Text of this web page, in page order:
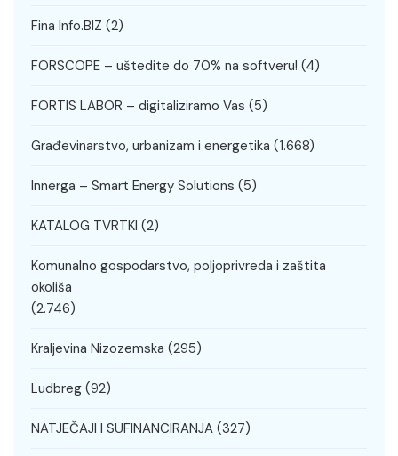
Fina Info.BIZ (2)
FORSCOPE – uštedite do 70% na softveru! (4)
FORTIS LABOR – digitaliziramo Vas (5)
Građevinarstvo, urbanizam i energetika (1.668)
Innerga – Smart Energy Solutions (5)
KATALOG TVRTKI (2)
Komunalno gospodarstvo, poljoprivreda i zaštita
okoliša
(2.746)
Kraljevina Nizozemska (295)
Ludbreg (92)
NATJEČAJI I SUFINANCIRANJA (327)